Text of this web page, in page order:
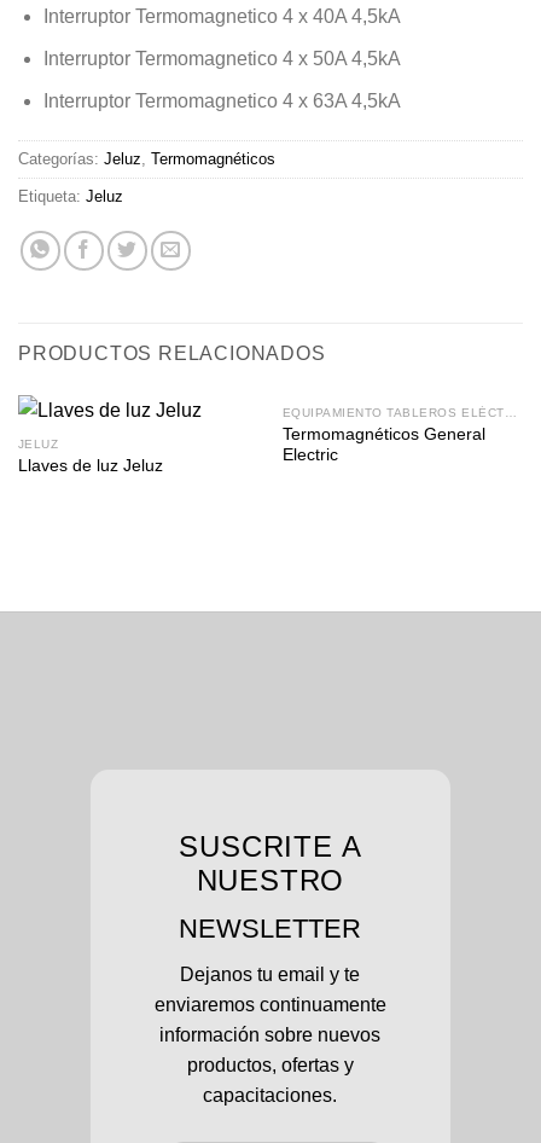
Interruptor Termomagnetico 4 x 40A 4,5kA
Interruptor Termomagnetico 4 x 50A 4,5kA
Interruptor Termomagnetico 4 x 63A 4,5kA
Categorías: Jeluz, Termomagnéticos
Etiqueta: Jeluz
PRODUCTOS RELACIONADOS
JELUZ
Llaves de luz Jeluz
Termomagnéticos General
Electric
SUSCRITE A
NUESTRO
NEWSLETTER
Dejanos tu email y te
enviaremos continuamente
información sobre nuevos
productos, ofertas y
capacitaciones.